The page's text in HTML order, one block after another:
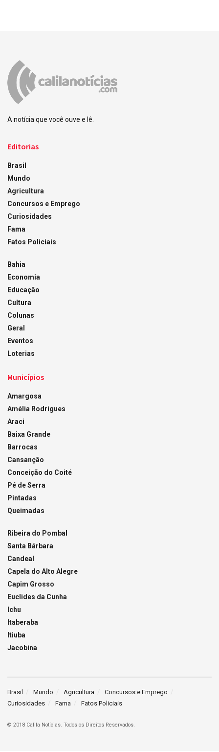
A notícia que você ouve e lê.
Editorias
Brasil
Mundo
Agricultura
Concursos e Emprego
Curiosidades
Fama
Fatos Policiais
Bahia
Economia
Educação
Cultura
Colunas
Geral
Eventos
Loterias
Municípios
Amargosa
Amélia Rodrigues
Araci
Baixa Grande
Barrocas
Cansanção
Conceição do Coité
Pé de Serra
Pintadas
Queimadas
Ribeira do Pombal
Santa Bárbara
Candeal
Capela do Alto Alegre
Capim Grosso
Euclides da Cunha
Ichu
Itaberaba
Itiuba
Jacobina
Brasil Mundo Agricultura
Concursos e Emprego
Curiosidades
Fama Fatos Policiais
© 2018 Calila Notícias. Todos os Direitos Reservados.